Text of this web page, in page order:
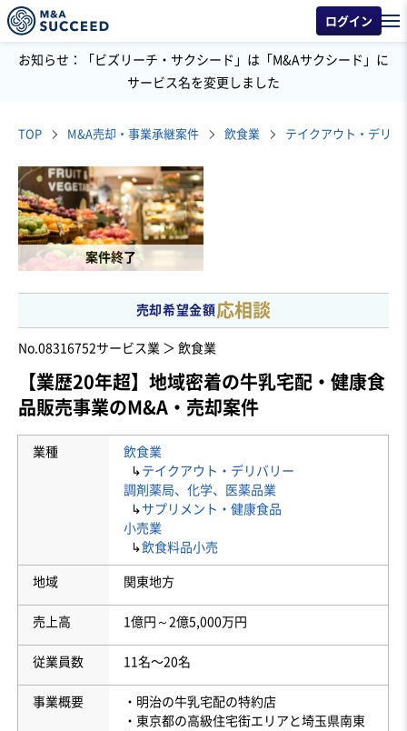
ログイン
お知らせ：「ビズリーチ・サクシード」は「M&Aサクシード」に
サービス名を変更しました
TOP M&A売却・事業承継案件 飲食業 テイクアウト・デリバ
案件終了
売却希望金額応相談
No.08316752サービス業 ＞ 飲食業
【業歴20年超】地域密着の牛乳宅配・健康食
品販売事業のM&A・売却案件
業種
飲食業
↳ テイクアウト・デリバリー
調剤薬局、化学、医薬品業
↳ サプリメント・健康食品
小売業
↳飲食料品小売
地域 関東地方
売上高 1億円～2億5,000万円
従業員数 11名〜20名
事業概要
・明治の牛乳宅配の特約店
・東京都の高級住宅街エリアと埼玉県南東